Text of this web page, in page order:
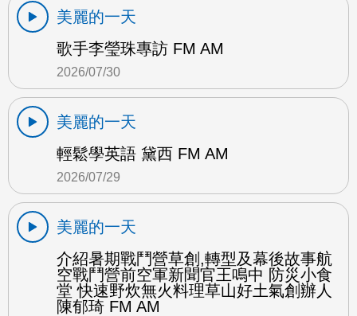
美麗的一天
歌手李瑩珠專訪 FM AM
2026/07/30
美麗的一天
輕鬆學英語 黛西 FM AM
2026/07/29
美麗的一天
介紹暑期戰鬥營草創,轉型及幕後故事航
空戰鬥營前空軍新聞官王鳴中 防災小食
堂 快速野炊無火料理草山好土氣創辦人
陳郁琦 FM AM